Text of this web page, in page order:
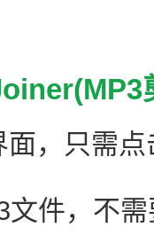
，只需
文件，不